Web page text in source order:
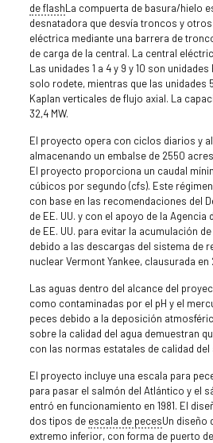
de flashLa compuerta de basura/hielo
desnatadora que desvía troncos y
eléctrica mediante una barrera de
de carga de la central. La central
Las unidades 1 a 4 y 9 y 10 son
solo rodete, mientras que las unidades
Kaplan verticales de flujo axial. La
32,4 MW.
El proyecto opera con ciclos diarios y
almacenando un embalse de 2550
El proyecto proporciona un caudal
cúbicos por segundo (cfs). Este
con base en las recomendaciones del
de EE. UU. y con el apoyo de la
de EE. UU. para evitar la acumulación
debido a las descargas del sistema de
nuclear Vermont Yankee, clausurada en
Las aguas dentro del alcance del
como contaminadas por el pH y el
peces debido a la deposición
sobre la calidad del agua demuestran
con las normas estatales de calidad del
El proyecto incluye una escala para
para pasar el salmón del Atlántico y el
entró en funcionamiento en 1981. El
dos tipos de escala de pecesUn diseño
extremo inferior, con forma de puerto